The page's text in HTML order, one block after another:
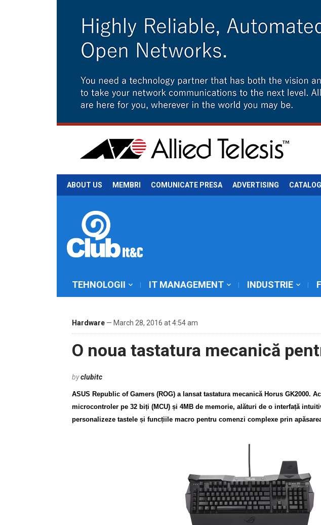
ABOUT US MEMBRI COMUNICATE PRESA ADVERTISING CATALOG
TEHNOLOGII IT MANAGEMENT INDUSTRIE
Hardware — March 28, 2016 at 4:54 am
O noua tastatura mecanică
byclubitc
ASUS Republic of Gamers (ROG) a lansat tastatura mecanică Horus GK2000.
microcontroler pe 32 biți (MCU) și 4MB de memorie, alături de o interfață
personalizeze tastele și funcțiile macro pentru comenzi complexe prin